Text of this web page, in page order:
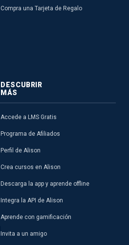
Compra una Tarjeta de Regalo
DESCUBRIR
MÁS
Accede a LMS Gratis
Programa de Afiliados
Perfil de Alison
Crea cursos en Alison
Descarga la app y aprende offline
Integra la API de Alison
Aprende con gamificación
Invita a un amigo